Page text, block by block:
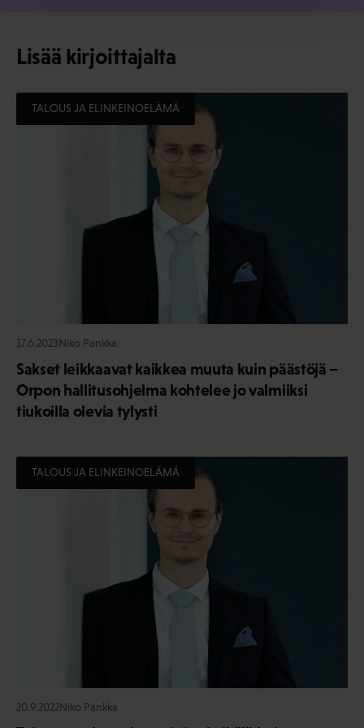
Lisää kirjoittajalta
TALOUS JA ELINKEINOELÄMÄ
17.6.2023Niko Pankka
Sakset leikkaavat kaikkea muuta kuin päästöjä –
Orpon hallitusohjelma kohtelee jo valmiiksi
tiukoilla olevia tylysti
TALOUS JA ELINKEINOELÄMÄ
20.9.2022Niko Pankka